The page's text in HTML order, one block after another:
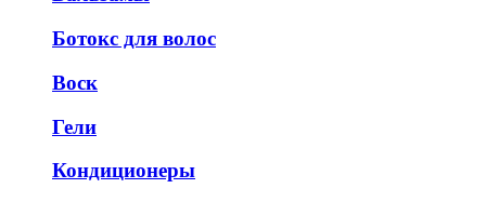
Ботокс для волос
Воск
Гели
Кондиционеры